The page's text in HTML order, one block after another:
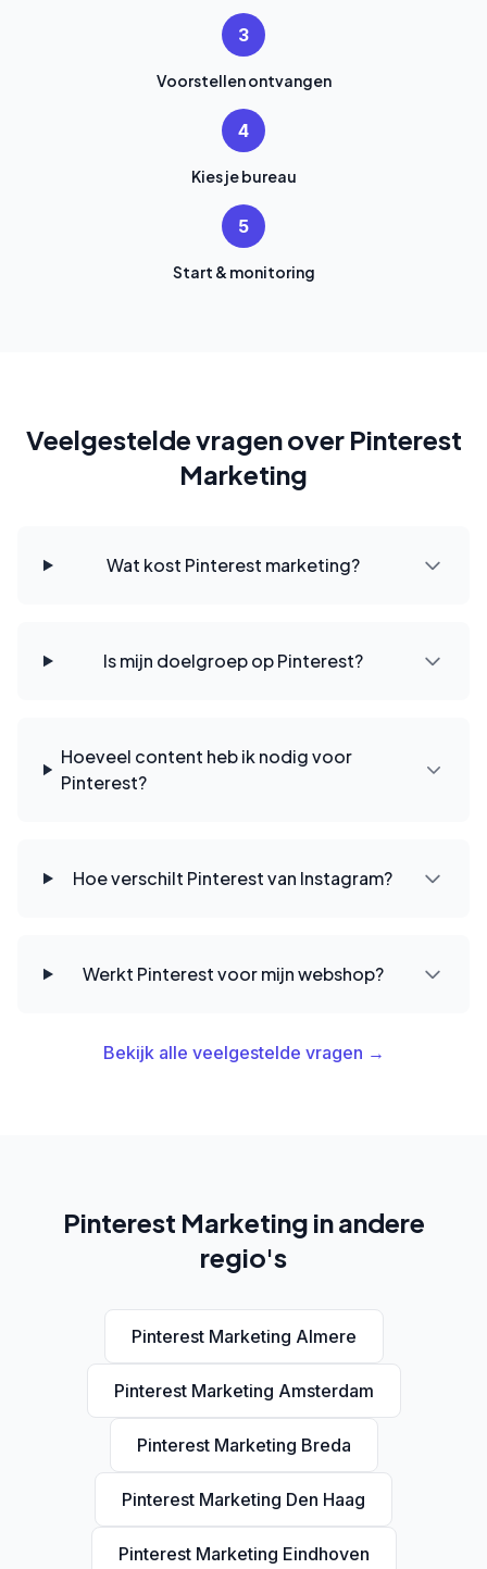
3
Voorstellen ontvangen
4
Kies je bureau
5
Start & monitoring
Veelgestelde vragen over Pinterest
Marketing
Wat kost Pinterest marketing?
Is mijn doelgroep op Pinterest?
Hoeveel content heb ik nodig voor
Pinterest?
Hoe verschilt Pinterest van Instagram?
Werkt Pinterest voor mijn webshop?
Bekijk alle veelgestelde vragen →
Pinterest Marketing in andere
regio's
Pinterest Marketing Almere
Pinterest Marketing Amsterdam
Pinterest Marketing Breda
Pinterest Marketing Den Haag
Pinterest Marketing Eindhoven